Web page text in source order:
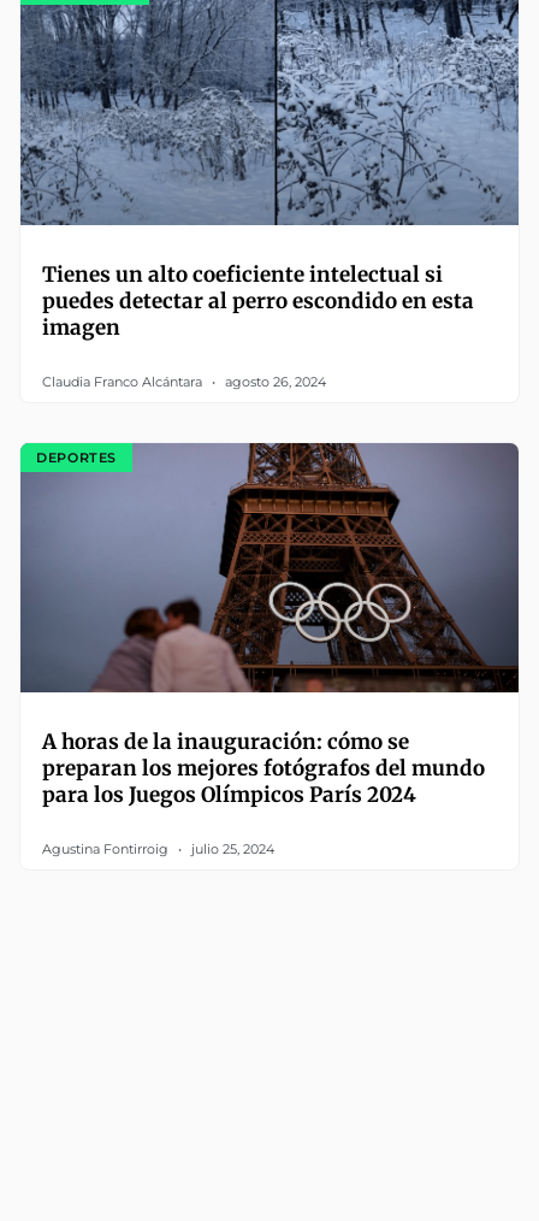
Tienes un alto coeficiente intelectual si
puedes detectar al perro escondido en esta
imagen
Claudia Franco Alcántara agosto 26, 2024
DEPORTES
A horas de la inauguración: cómo se
preparan los mejores fotógrafos del mundo
para los Juegos Olímpicos París 2024
Agustina Fontirroig julio 25, 2024